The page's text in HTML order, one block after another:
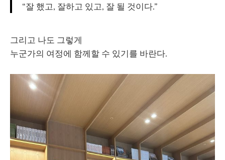
“잘 했고, 잘하고 있고, 잘 될 것이다.”
그리고 나도 그렇게
누군가의 여정에 함께할 수 있기를 바란다.